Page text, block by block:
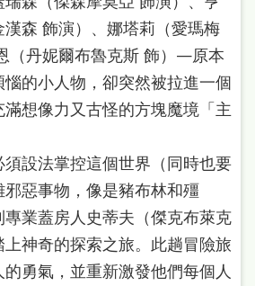
森 飾演）、娜塔莉（愛瑪梅
（丹妮爾布魯克斯 飾）—原本
的小人物，卻突然被拉進一個
想像力又古怪的方塊魔境「主
設法掌控這個世界（同時也要
惡事物，像是豬布林和殭
業蓋房人史蒂夫（傑克布萊克
神奇的探索之旅。此趟冒險旅
勇氣，並重新激發他們每個人